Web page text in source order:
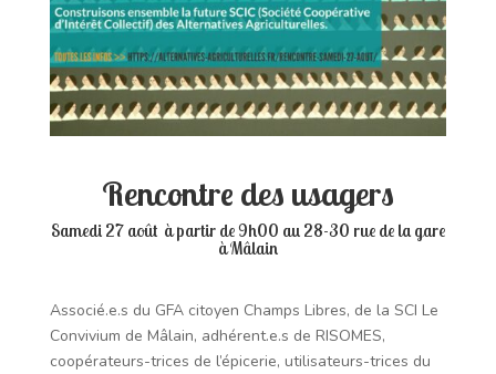
Rencontre des usagers
Samedi 27 août à partir de 9h00 au 28-30 rue de la gare
à Mâlain
Associé.e.s du GFA citoyen Champs Libres, de la SCI Le
Convivium de Mâlain, adhérent.e.s de RISOMES,
coopérateurs-trices de l’épicerie, utilisateurs-trices du